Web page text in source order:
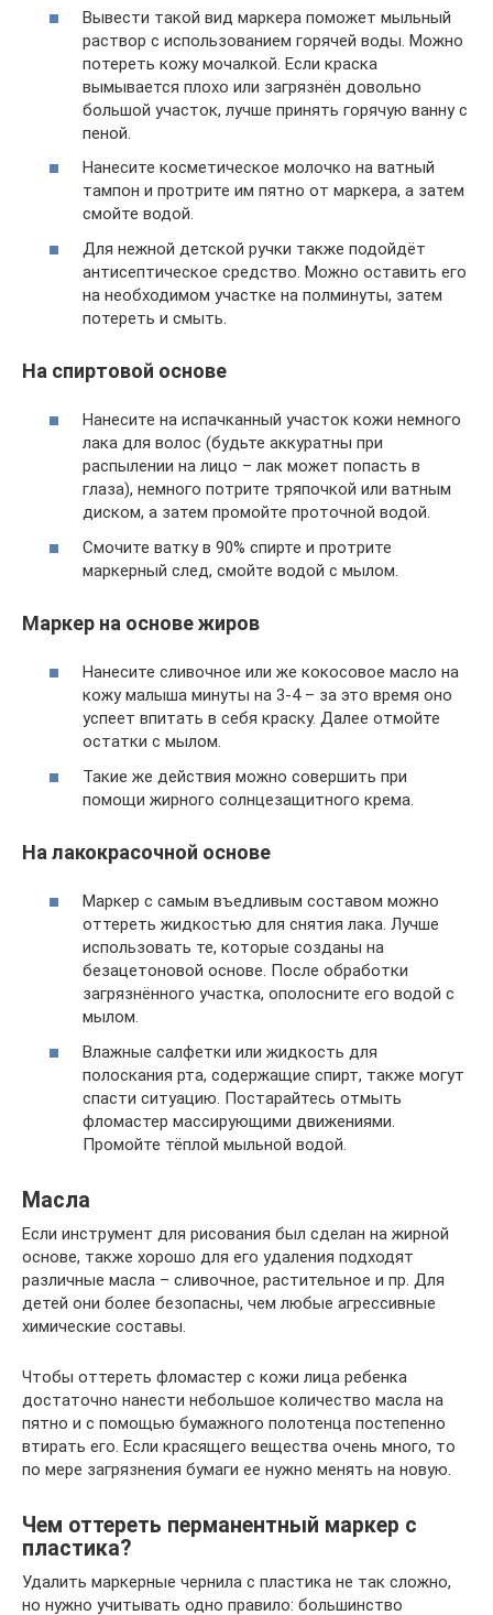
Вывести такой вид маркера поможет мыльный
раствор с использованием горячей воды. Можно
потереть кожу мочалкой. Если краска
вымывается плохо или загрязнён довольно
большой участок, лучше принять горячую ванну с
пеной.
Нанесите косметическое молочко на ватный
тампон и протрите им пятно от маркера, а затем
смойте водой.
Для нежной детской ручки также подойдёт
антисептическое средство. Можно оставить его
на необходимом участке на полминуты, затем
потереть и смыть.
На спиртовой основе
Нанесите на испачканный участок кожи немного
лака для волос (будьте аккуратны при
распылении на лицо – лак может попасть в
глаза), немного потрите тряпочкой или ватным
диском, а затем промойте проточной водой.
Смочите ватку в 90% спирте и протрите
маркерный след, смойте водой с мылом.
Маркер на основе жиров
Нанесите сливочное или же кокосовое масло на
кожу малыша минуты на 3-4 – за это время оно
успеет впитать в себя краску. Далее отмойте
остатки с мылом.
Такие же действия можно совершить при
помощи жирного солнцезащитного крема.
На лакокрасочной основе
Маркер с самым въедливым составом можно
оттереть жидкостью для снятия лака. Лучше
использовать те, которые созданы на
безацетоновой основе. После обработки
загрязнённого участка, ополосните его водой с
мылом.
Влажные салфетки или жидкость для
полоскания рта, содержащие спирт, также могут
спасти ситуацию. Постарайтесь отмыть
фломастер массирующими движениями.
Промойте тёплой мыльной водой.
Масла
Если инструмент для рисования был сделан на жирной
основе, также хорошо для его удаления подходят
различные масла – сливочное, растительное и пр. Для
детей они более безопасны, чем любые агрессивные
химические составы.
Чтобы оттереть фломастер с кожи лица ребенка
достаточно нанести небольшое количество масла на
пятно и с помощью бумажного полотенца постепенно
втирать его. Если красящего вещества очень много, то
по мере загрязнения бумаги ее нужно менять на новую.
Чем оттереть перманентный маркер с
пластика?
Удалить маркерные чернила с пластика не так сложно,
но нужно учитывать одно правило: большинство